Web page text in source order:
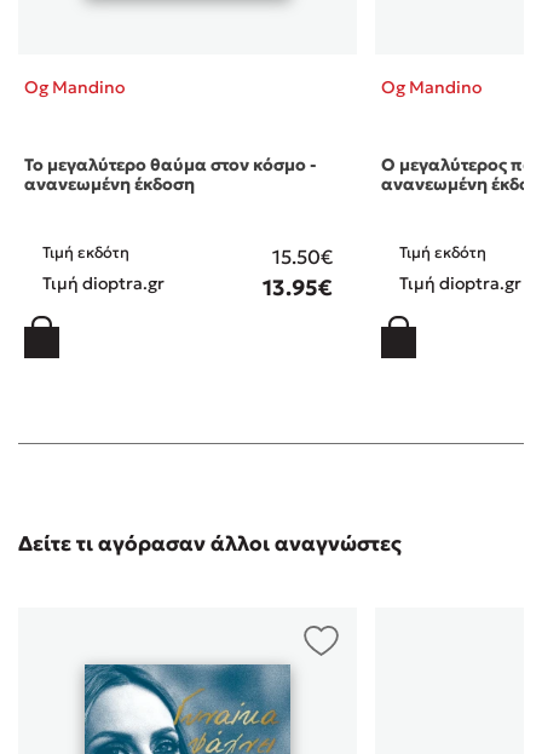
Og Mandino
Το μεγαλύτερο θαύμα στον κόσμο -
ανανεωμένη έκδοση
Τιμή εκδότη 15.50€
Τιμή dioptra.gr 13.95€
Og Mandino
Ο μεγαλύτερος
ανανεωμένη έκδο
Τιμή εκδότη
Τιμή dioptra.gr
Δείτε τι αγόρασαν άλλοι αναγνώστες